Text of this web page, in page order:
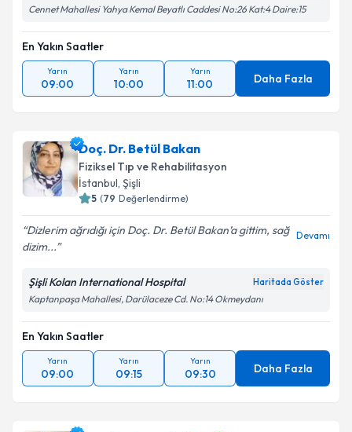
Cennet Mahallesi Yahya Kemal Beyatlı Caddesi No:26 Kat:4 Daire:15
En Yakın Saatler
Yarın
09:00
Yarın
10:00
Yarın
11:00 Daha Fazla
Doç. Dr. Betül Bakan
Fiziksel Tıp ve Rehabilitasyon
İstanbul, Şişli
5 (79 Değerlendirme)
Dizlerim ağrıdığı için Doç. Dr. Betül Bakan’a gittim, sağ
dizim...
Devamı
Şişli Kolan International Hospital Haritada Göster
Kaptanpaşa Mahallesi, Darülaceze Cd. No:14 Okmeydanı
En Yakın Saatler
Yarın
09:00
Yarın
09:15
Yarın
09:30 Daha Fazla